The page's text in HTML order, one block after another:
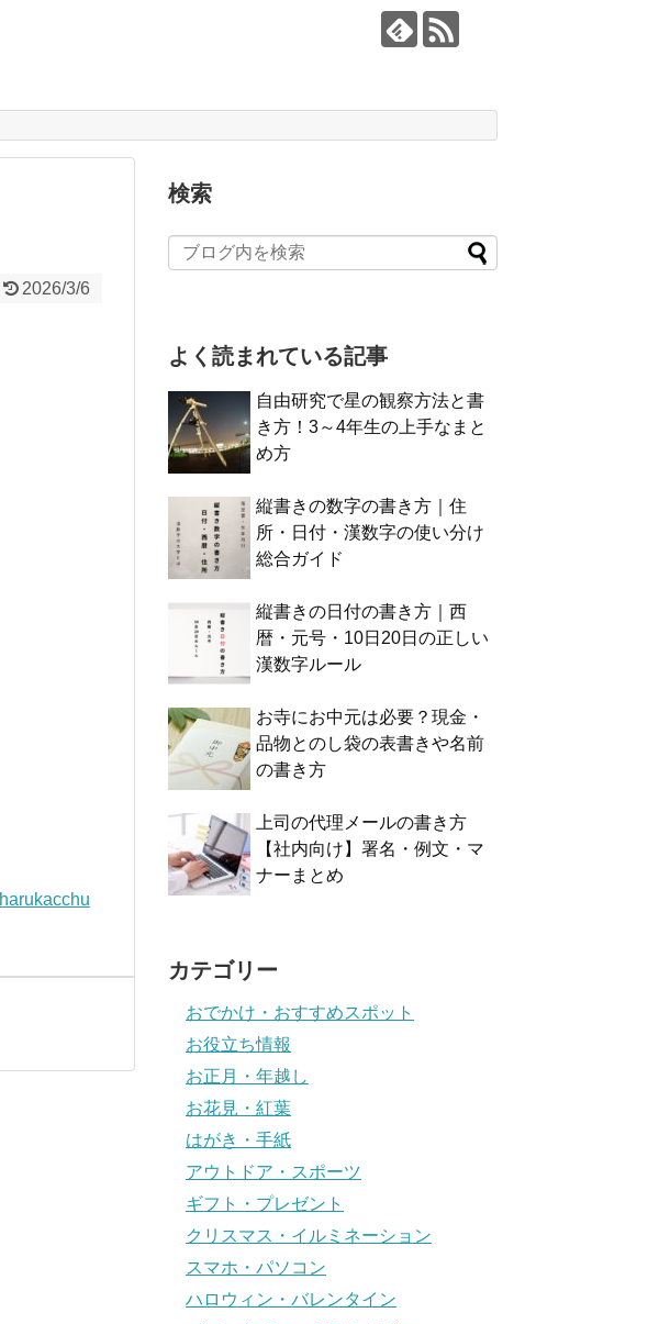
2026/3/6
harukacchu
検索
よく読まれている記事
自由研究で星の観察方法と書
き方！3～4年生の上手なまと
め方
縦書きの数字の書き方｜住
所・日付・漢数字の使い分け
総合ガイド
縦書きの日付の書き方｜西
暦・元号・10日20日の正しい
漢数字ルール
お寺にお中元は必要？現金・
品物とのし袋の表書きや名前
の書き方
上司の代理メールの書き方
【社内向け】署名・例文・マ
ナーまとめ
カテゴリー
おでかけ・おすすめスポット
お役立ち情報
お正月・年越し
お花見・紅葉
はがき・手紙
アウトドア・スポーツ
ギフト・プレゼント
クリスマス・イルミネーション
スマホ・パソコン
ハロウィン・バレンタイン